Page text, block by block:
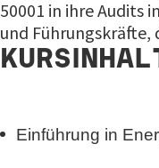
50001 in ihre Audits
und Führungskräfte,
Einführung in